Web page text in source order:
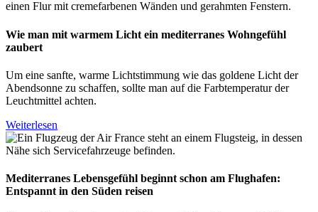
Wie man mit warmem Licht ein mediterranes Wohngefühl
zaubert
Um eine sanfte, warme Lichtstimmung wie das goldene Licht der
Abendsonne zu schaffen, sollte man auf die Farbtemperatur der
Leuchtmittel achten.
Weiterlesen
Mediterranes Lebensgefühl beginnt schon am Flughafen:
Entspannt in den Süden reisen